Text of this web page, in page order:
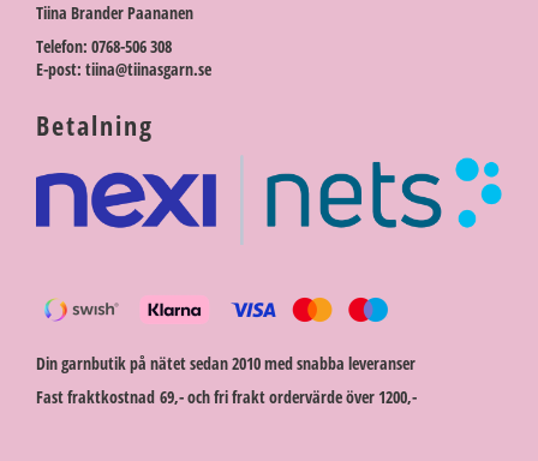
Tiina Brander Paananen
Telefon: 0768-506 308
E-post: tiina@tiinasgarn.se
Betalning
Din garnbutik på nätet sedan 2010 med snabba leveranser
Fast fraktkostnad 69,- och fri frakt ordervärde över 1200,-